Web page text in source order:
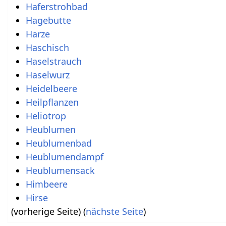
Haferstrohbad
Hagebutte
Harze
Haschisch
Haselstrauch
Haselwurz
Heidelbeere
Heilpflanzen
Heliotrop
Heublumen
Heublumenbad
Heublumendampf
Heublumensack
Himbeere
Hirse
(vorherige Seite) (nächste Seite)